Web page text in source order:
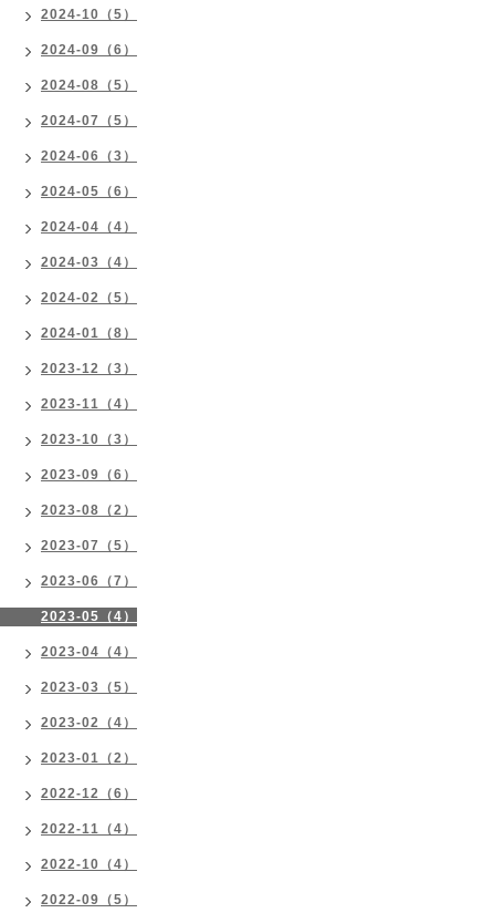
2024-10（5）
2024-09（6）
2024-08（5）
2024-07（5）
2024-06（3）
2024-05（6）
2024-04（4）
2024-03（4）
2024-02（5）
2024-01（8）
2023-12（3）
2023-11（4）
2023-10（3）
2023-09（6）
2023-08（2）
2023-07（5）
2023-06（7）
2023-05（4）
2023-04（4）
2023-03（5）
2023-02（4）
2023-01（2）
2022-12（6）
2022-11（4）
2022-10（4）
2022-09（5）